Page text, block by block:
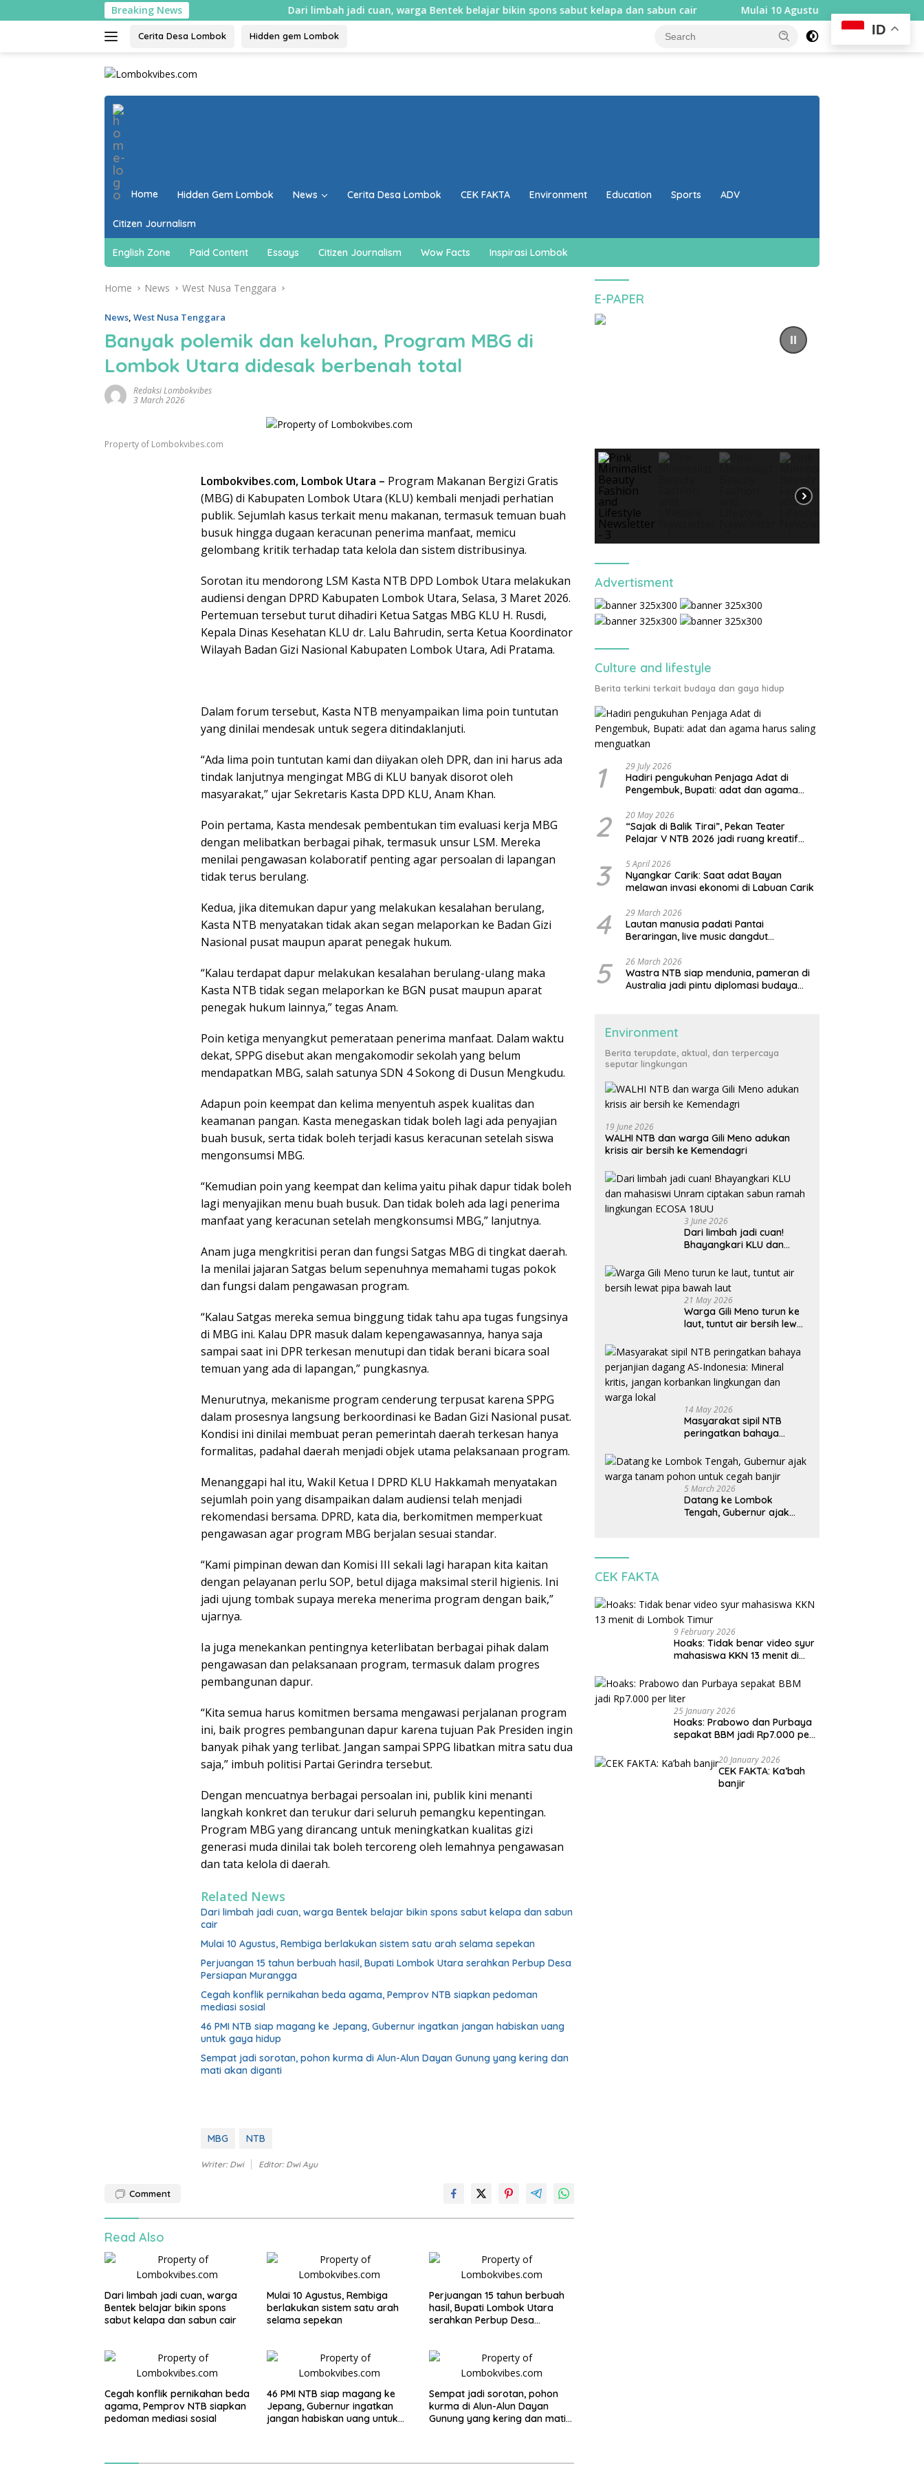
to
Breaking News Dari limbah jadi cuan, warga Bentek belajar bikin spons sabut kelapa dan sabun cair Mulai 10 Agustus, Rembiga berlakukan sistem
Cerita Desa Lombok Hidden gem Lombok
Home Hidden Gem Lombok News Cerita Desa Lombok CEK FAKTA Environment Education Sports ADV
Citizen Journalism
English Zone Paid Content Essays Citizen Journalism Wow Facts Inspirasi Lombok
Home News West Nusa Tenggara
News West Nusa Tenggara
Banyak polemik dan keluhan, Program MBG di
Lombok Utara didesak berbenah total
Redaksi Lombokvibes
3 March 2026
Property of Lombokvibes.com
Lombokvibes.com, Lombok Utara – Program Makanan Bergizi Gratis
(MBG) di Kabupaten Lombok Utara (KLU) kembali menjadi perhatian
publik. Sejumlah kasus terkait menu makanan, termasuk temuan buah
busuk hingga dugaan keracunan penerima manfaat, memicu
gelombang kritik terhadap tata kelola dan sistem distribusinya.
Sorotan itu mendorong LSM Kasta NTB DPD Lombok Utara melakukan
audiensi dengan DPRD Kabupaten Lombok Utara, Selasa, 3 Maret 2026.
Pertemuan tersebut turut dihadiri Ketua Satgas MBG KLU H. Rusdi,
Kepala Dinas Kesehatan KLU dr. Lalu Bahrudin, serta Ketua Koordinator
Wilayah Badan Gizi Nasional Kabupaten Lombok Utara, Adi Pratama.
Dalam forum tersebut, Kasta NTB menyampaikan lima poin tuntutan
yang dinilai mendesak untuk segera ditindaklanjuti.
“Ada lima poin tuntutan kami dan diiyakan oleh DPR, dan ini harus ada
tindak lanjutnya mengingat MBG di KLU banyak disorot oleh
masyarakat,” ujar Sekretaris Kasta DPD KLU, Anam Khan.
Poin pertama, Kasta mendesak pembentukan tim evaluasi kerja MBG
dengan melibatkan berbagai pihak, termasuk unsur LSM. Mereka
menilai pengawasan kolaboratif penting agar persoalan di lapangan
tidak terus berulang.
Kedua, jika ditemukan dapur yang melakukan kesalahan berulang,
Kasta NTB menyatakan tidak akan segan melaporkan ke Badan Gizi
Nasional pusat maupun aparat penegak hukum.
“Kalau terdapat dapur melakukan kesalahan berulang-ulang maka
Kasta NTB tidak segan melaporkan ke BGN pusat maupun aparat
penegak hukum lainnya,” tegas Anam.
Poin ketiga menyangkut pemerataan penerima manfaat. Dalam waktu
dekat, SPPG disebut akan mengakomodir sekolah yang belum
mendapatkan MBG, salah satunya SDN 4 Sokong di Dusun Mengkudu.
Adapun poin keempat dan kelima menyentuh aspek kualitas dan
keamanan pangan. Kasta menegaskan tidak boleh lagi ada penyajian
buah busuk, serta tidak boleh terjadi kasus keracunan setelah siswa
mengonsumsi MBG.
“Kemudian poin yang keempat dan kelima yaitu pihak dapur tidak boleh
lagi menyajikan menu buah busuk. Dan tidak boleh ada lagi penerima
manfaat yang keracunan setelah mengkonsumsi MBG,” lanjutnya.
Anam juga mengkritisi peran dan fungsi Satgas MBG di tingkat daerah.
Ia menilai jajaran Satgas belum sepenuhnya memahami tugas pokok
dan fungsi dalam pengawasan program.
“Kalau Satgas mereka semua binggung tidak tahu apa tugas fungsinya
di MBG ini. Kalau DPR masuk dalam kepengawasannya, hanya saja
sampai saat ini DPR terkesan menutupi dan tidak berani bicara soal
temuan yang ada di lapangan,” pungkasnya.
Menurutnya, mekanisme program cenderung terpusat karena SPPG
dalam prosesnya langsung berkoordinasi ke Badan Gizi Nasional pusat.
Kondisi ini dinilai membuat peran pemerintah daerah terkesan hanya
formalitas, padahal daerah menjadi objek utama pelaksanaan program.
Menanggapi hal itu, Wakil Ketua I DPRD KLU Hakkamah menyatakan
sejumlah poin yang disampaikan dalam audiensi telah menjadi
rekomendasi bersama. DPRD, kata dia, berkomitmen memperkuat
pengawasan agar program MBG berjalan sesuai standar.
“Kami pimpinan dewan dan Komisi III sekali lagi harapan kita kaitan
dengan pelayanan perlu SOP, betul dijaga maksimal steril higienis. Ini
jadi ujung tombak supaya mereka menerima program dengan baik,”
ujarnya.
Ia juga menekankan pentingnya keterlibatan berbagai pihak dalam
pengawasan dan pelaksanaan program, termasuk dalam progres
pembangunan dapur.
“Kita semua harus komitmen bersama mengawasi perjalanan program
ini, baik progres pembangunan dapur karena tujuan Pak Presiden ingin
banyak pihak yang terlibat. Jangan sampai SPPG libatkan mitra satu dua
saja,” imbuh politisi Partai Gerindra tersebut.
Dengan mencuatnya berbagai persoalan ini, publik kini menanti
langkah konkret dan terukur dari seluruh pemangku kepentingan.
Program MBG yang dirancang untuk meningkatkan kualitas gizi
generasi muda dinilai tak boleh tercoreng oleh lemahnya pengawasan
dan tata kelola di daerah.
Related News
Dari limbah jadi cuan, warga Bentek belajar bikin spons sabut kelapa dan sabun
cair
Mulai 10 Agustus, Rembiga berlakukan sistem satu arah selama sepekan
Perjuangan 15 tahun berbuah hasil, Bupati Lombok Utara serahkan Perbup Desa
Persiapan Murangga
Cegah konflik pernikahan beda agama, Pemprov NTB siapkan pedoman
mediasi sosial
46 PMI NTB siap magang ke Jepang, Gubernur ingatkan jangan habiskan uang
untuk gaya hidup
Sempat jadi sorotan, pohon kurma di Alun-Alun Dayan Gunung yang kering dan
mati akan diganti
MBG NTB
Writer: Dwi Editor: Dwi Ayu
Comment
Read Also
Dari limbah jadi cuan, warga
Bentek belajar bikin spons
sabut kelapa dan sabun cair
Mulai 10 Agustus, Rembiga
berlakukan sistem satu arah
selama sepekan
Perjuangan 15 tahun berbuah
hasil, Bupati Lombok Utara
serahkan Perbup Desa
Cegah konflik pernikahan beda
agama, Pemprov NTB siapkan
pedoman mediasi sosial
46 PMI NTB siap magang ke
Jepang, Gubernur ingatkan
jangan habiskan uang untuk
Sempat jadi sorotan, pohon
kurma di Alun-Alun Dayan
Gunung yang kering dan mati
E-PAPER
Advertisment
Culture and lifestyle
Berita terkini terkait budaya dan gaya hidup
1 29 July 2026
Hadiri pengukuhan Penjaga Adat di
Pengembuk, Bupati: adat dan agama
2 20 May 2026
“Sajak di Balik Tirai”, Pekan Teater
Pelajar V NTB 2026 jadi ruang kreatif
3 5 April 2026
Nyangkar Carik: Saat adat Bayan
melawan invasi ekonomi di Labuan Carik
4 29 March 2026
Lautan manusia padati Pantai
Beraringan, live music dangdut
KLU
5 26 March 2026
Wastra NTB siap mendunia, pameran di
Australia jadi pintu diplomasi budaya
Environment
Berita terupdate, aktual, dan terpercaya
seputar lingkungan
19 June 2026
WALHI NTB dan warga Gili Meno adukan
krisis air bersih ke Kemendagri
3 June 2026
Dari limbah jadi cuan!
Bhayangkari KLU dan
sabun ramah lingkungan
ECOSA 18UU
21 May 2026
Warga Gili Meno turun ke
laut, tuntut air bersih lewat
14 May 2026
Masyarakat sipil NTB
peringatkan bahaya
Indonesia: Mineral kritis,
jangan korbankan
lingkungan dan warga
lokal
5 March 2026
Datang ke Lombok
Tengah, Gubernur ajak
CEK FAKTA
9 February 2026
Hoaks: Tidak benar video syur
mahasiswa KKN 13 menit di
25 January 2026
Hoaks: Prabowo dan Purbaya
sepakat BBM jadi Rp7.000 per
20 January 2026
CEK FAKTA: Ka’bah
banjir
ID